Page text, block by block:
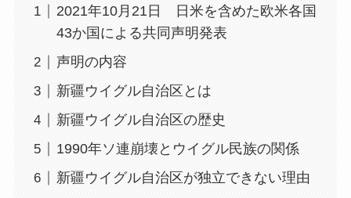
2021年10月21日 日米を含めた欧米各国
43か国による共同声明発表
声明の内容
新疆ウイグル自治区とは
新疆ウイグル自治区の歴史
1990年ソ連崩壊とウイグル民族の関係
新疆ウイグル自治区が独立できない理由